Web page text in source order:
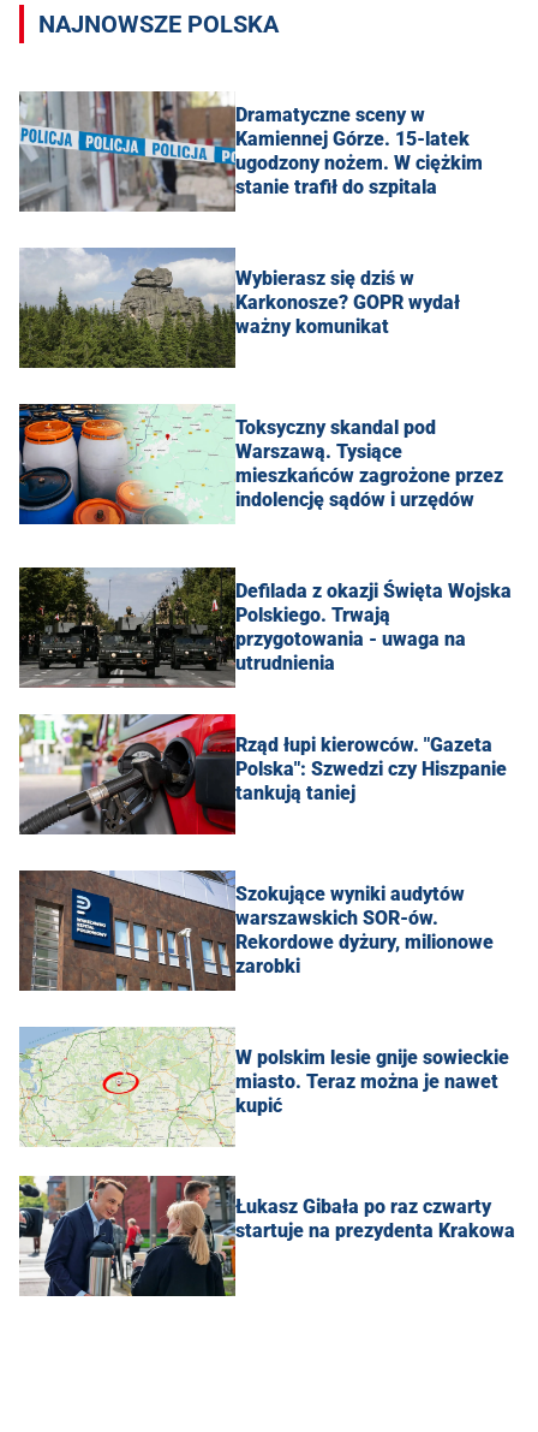
NAJNOWSZE POLSKA
Dramatyczne sceny w
Kamiennej Górze. 15-latek
ugodzony nożem. W ciężkim
stanie trafił do szpitala
Wybierasz się dziś w
Karkonosze? GOPR wydał
ważny komunikat
Toksyczny skandal pod
Warszawą. Tysiące
mieszkańców zagrożone przez
indolencję sądów i urzędów
Defilada z okazji Święta Wojska
Polskiego. Trwają
przygotowania - uwaga na
utrudnienia
Rząd łupi kierowców. "Gazeta
Polska": Szwedzi czy Hiszpanie
tankują taniej
Szokujące wyniki audytów
warszawskich SOR-ów.
Rekordowe dyżury, milionowe
zarobki
W polskim lesie gnije sowieckie
miasto. Teraz można je nawet
kupić
Łukasz Gibała po raz czwarty
startuje na prezydenta Krakowa